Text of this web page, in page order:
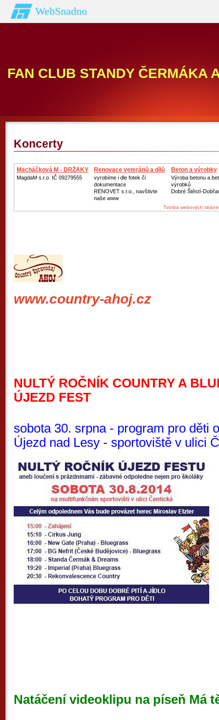
WebSnadno
FAN CLUB STANDY ČERMÁKA
Koncerty
Macháčková M - DRŽÁKY
MagdaM s.r.o. IČ 09279555
Renovace veteránů a dílů
vyrobíme i dle fotek či
dokumentace
RENOVET s.r.o., navštivte
naše www
Beton a výrobky
Výroba betonu a
výrobků
Dobré Štěstí-
Tvorba webových
www.country-ahoj.cz
NULTÝ ROČNÍK COUNTRY A
ÚJEZD FEST
sobota 30. srpna - program pro děti
Újezd nad Lesy - sportoviště v ulici
Natáčení videoklipu na píseň Má